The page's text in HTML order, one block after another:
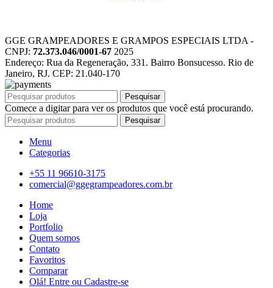
GGE GRAMPEADORES E GRAMPOS ESPECIAIS LTDA -
CNPJ: 72.373.046/0001-67 2025
Endereço: Rua da Regeneração, 331. Bairro Bonsucesso. Rio de
Janeiro, RJ. CEP: 21.040-170
Pesquisar
Comece a digitar para ver os produtos que você está procurando.
Pesquisar
Menu
Categorias
+55 11 96610-3175
comercial@ggegrampeadores.com.br
Home
Loja
Portfolio
Quem somos
Contato
Favoritos
Comparar
Olá! Entre ou Cadastre-se